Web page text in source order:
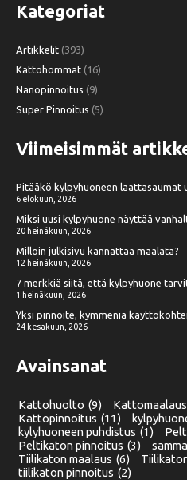
Kategoriat
Artikkelit (393)
Kattohommat (16)
Nanopinnoitus (9)
Super Pinnoitus (5)
Viimeisimmät
Pitääkö kylpyhuoneen laattasaumat
6 elokuun, 2026
Miksi uusi kylpyhuone näyttää
20 heinäkuun, 2026
Milloin julkisivu kannattaa maalata?
12 heinäkuun, 2026
7 merkkiä siitä, että kylpyhuone
1 heinäkuun, 2026
Yksi pinnoite, kymmeniä
24 kesäkuun, 2026
Avainsanat
Kattohuolto (9) Kattomaalaus
Kattopinnoitus (11)
kylyhuoneen puhdistus (1)
Peltikaton pinnoitus (3)
Tiilikaton maalaus (6)
tiilikaton pinnoitus (2)